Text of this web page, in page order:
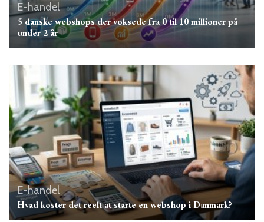
E-handel
5 danske webshops der voksede fra 0 til 10 millioner på
under 2 år
E-handel
Hvad koster det reelt at starte en webshop i Danmark?